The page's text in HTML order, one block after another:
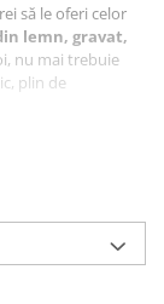
să le oferi celor
lemn, gravat,
nu mai trebuie
plin de
a păstra
acestui suvenir
aducând un